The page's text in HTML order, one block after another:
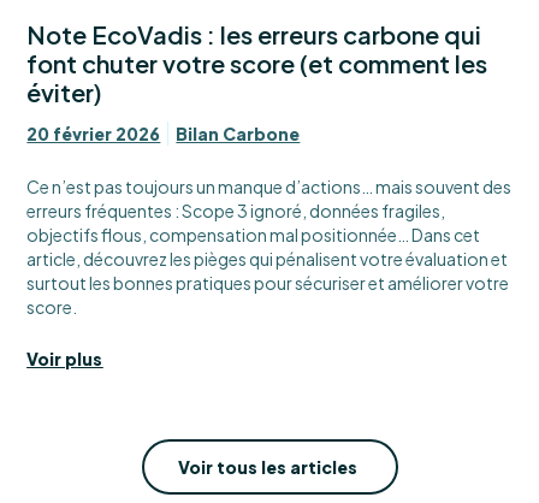
Note EcoVadis : les erreurs carbone qui
font chuter votre score (et comment les
éviter)
20 février 2026 Bilan Carbone
Ce n’est pas toujours un manque d’actions… mais souvent des
erreurs fréquentes : Scope 3 ignoré, données fragiles,
objectifs flous, compensation mal positionnée… Dans cet
article, découvrez les pièges qui pénalisent votre évaluation et
surtout les bonnes pratiques pour sécuriser et améliorer votre
score.
Voir plus
Voir tous les articles